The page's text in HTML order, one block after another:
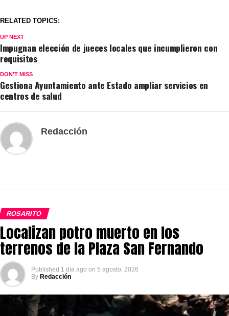
RELATED TOPICS:
UP NEXT
Impugnan elección de jueces locales que incumplieron con
requisitos
DON'T MISS
Gestiona Ayuntamiento ante Estado ampliar servicios en
centros de salud
Redacción
ROSARITO
Localizan potro muerto en los
terrenos de la Plaza San Fernando
Published 1 día ago on 5 agosto, 2026
By Redacción